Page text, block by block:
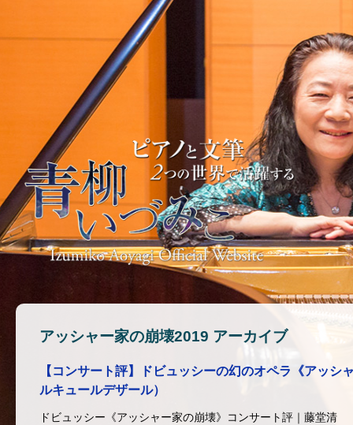
アッシャー家の崩壊2019 アーカイブ
【コンサート評】ドビュッシーの幻のオペラ《アッシ
ルキュールデザール）
ドビュッシー《アッシャー家の崩壊》コンサート評｜藤堂清